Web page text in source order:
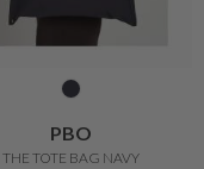
PBO
THE TOTE BAG NAVY